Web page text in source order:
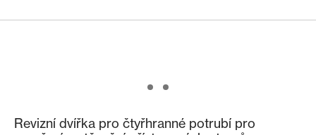
Revizní dvířka pro čtyřhranné potrubí pro